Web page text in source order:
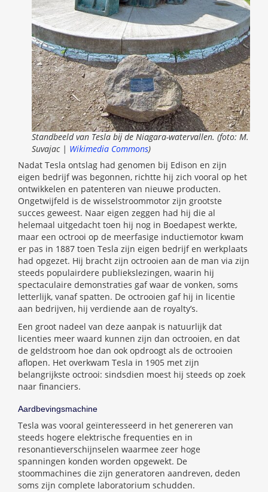
Standbeeld van Tesla bĳ de Niagara-watervallen. (foto: M.
Suvajac | Wikimedia Commons)
Nadat Tesla ontslag had genomen bij Edison en zijn
eigen bedrijf was begonnen, richtte hij zich vooral op het
ontwikkelen en patenteren van nieuwe producten.
Ongetwijfeld is de wisselstroommotor zijn grootste
succes geweest. Naar eigen zeggen had hij die al
helemaal uitgedacht toen hij nog in Boedapest werkte,
maar een octrooi op de meerfasige inductiemotor kwam
er pas in 1887 toen Tesla zijn eigen bedrijf en werkplaats
had opgezet. Hij bracht zijn octrooien aan de man via zijn
steeds populairdere publiekslezingen, waarin hij
spectaculaire demonstraties gaf waar de vonken, soms
letterlijk, vanaf spatten. De octrooien gaf hij in licentie
aan bedrijven, hij verdiende aan de royalty’s.
Een groot nadeel van deze aanpak is natuurlijk dat
licenties meer waard kunnen zijn dan octrooien, en dat
de geldstroom hoe dan ook opdroogt als de octrooien
aflopen. Het overkwam Tesla in 1905 met zijn
belangrijkste octrooi: sindsdien moest hij steeds op zoek
naar financiers.
Aardbevingsmachine
Tesla was vooral geïnteresseerd in het genereren van
steeds hogere elektrische frequenties en in
resonantieverschijnselen waarmee zeer hoge
spanningen konden worden opgewekt. De
stoommachines die zijn generatoren aandreven, deden
soms zijn complete laboratorium schudden.